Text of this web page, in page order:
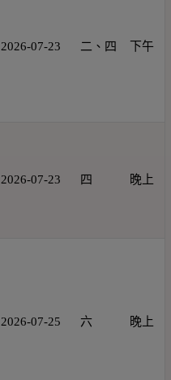
2026-07-23 二、四 下午
2026-07-23 四 晚上
2026-07-25 六 晚上